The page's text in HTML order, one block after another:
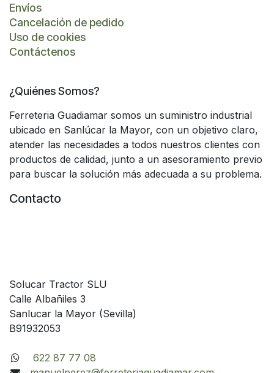
Envíos
Cancelación de pedido
Uso de cookies
Contáctenos
¿Quiénes Somos?
Ferreteria Guadiamar somos un suministro industrial
ubicado en Sanlúcar la Mayor, con un objetivo claro,
atender las necesidades a todos nuestros clientes con
productos de calidad, junto a un asesoramiento previo
para buscar la solución más adecuada a su problema.
Contacto
Solucar Tractor SLU
Calle Albañiles 3
Sanlucar la Mayor (Sevilla)
B91932053
622 87 77 08